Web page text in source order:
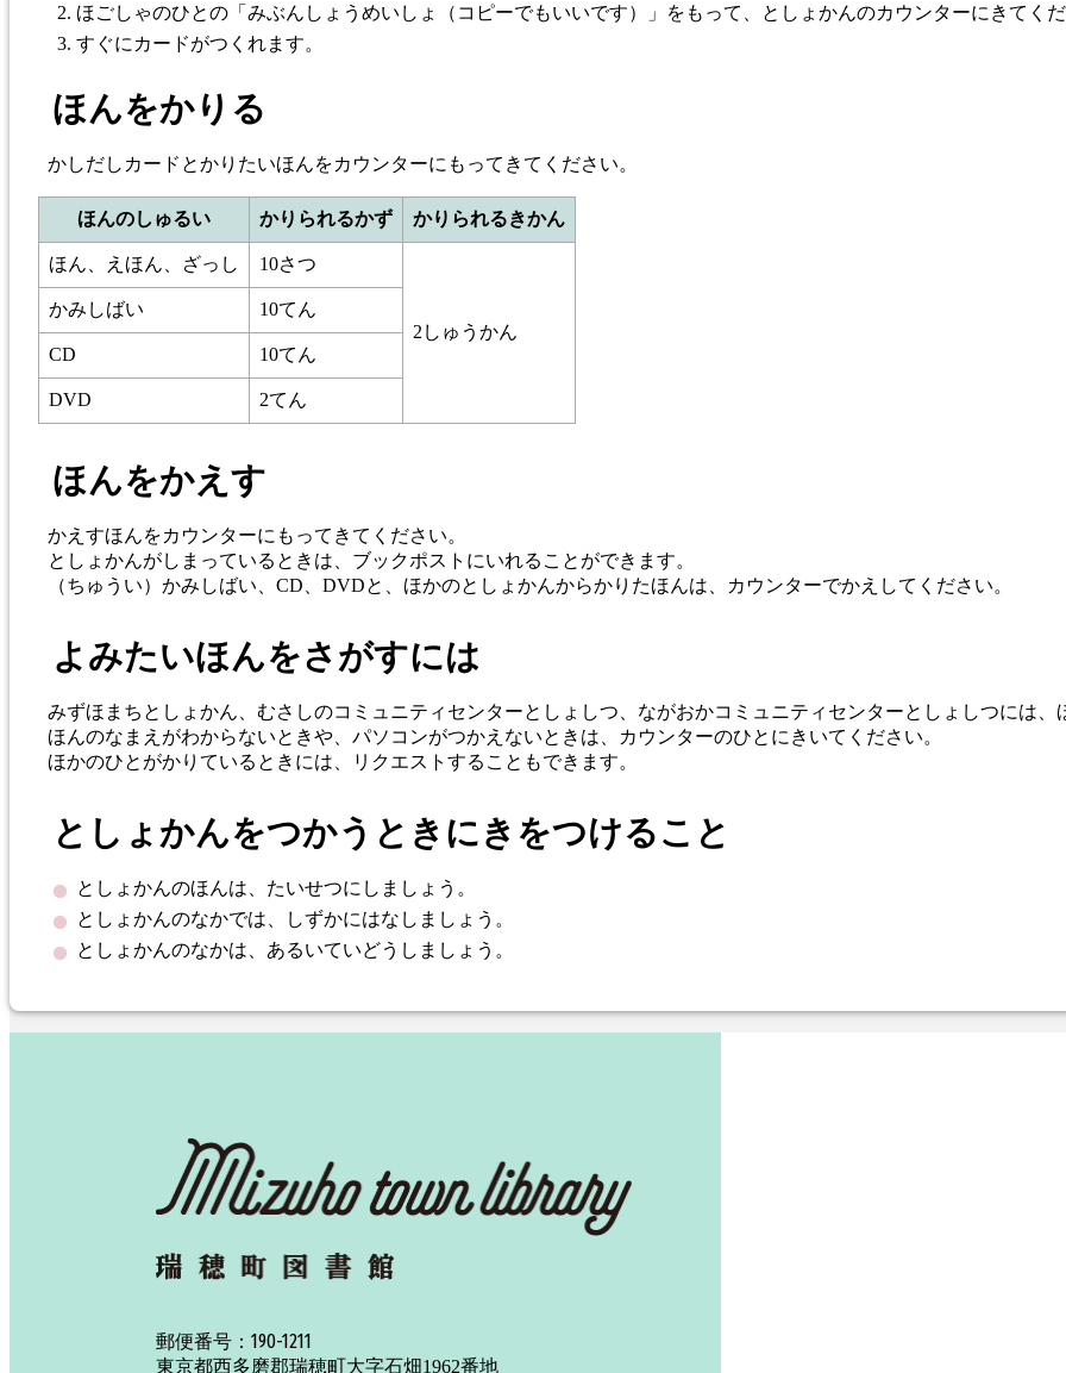
ほごしゃのひとの「みぶんしょうめいしょ（コピーでもいいです）」をもって、としょかんのカウンターにきてく
すぐにカードがつくれます。
ほんをかりる
かしだしカードとかりたいほんをカウンターにもってきてください。
ほんのしゅるい かりられるかず かりられるきかん
ほん、えほん、ざっし 10さつ
2しゅうかん
かみしばい 10てん
CD 10てん
DVD 2てん
ほんをかえす
かえすほんをカウンターにもってきてください。
としょかんがしまっているときは、ブックポストにいれることができます。
（ちゅうい）かみしばい、CD、DVDと、ほかのとしょかんからかりたほんは、カウンターでかえしてください。
よみたいほんをさがすには
みずほまちとしょかん、むさしのコミュニティセンターとしょしつ、ながおかコミュニティセンターとしょしつには
ほんのなまえがわからないときや、パソコンがつかえないときは、カウンターのひとにきいてください。
ほかのひとがかりているときには、リクエストすることもできます。
としょかんをつかうときにきをつけること
としょかんのほんは、たいせつにしましょう。
としょかんのなかでは、しずかにはなしましょう。
としょかんのなかは、あるいていどうしましょう。
郵便番号： 190-1211
東京都西多磨郡瑞穂町大字石畑1962番地